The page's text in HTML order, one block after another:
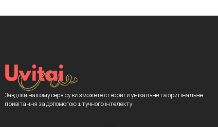
Завдяки нашому сервісу ви зможете створити унікальне та оригінальне
привітання за допомогою штучного інтелекту.